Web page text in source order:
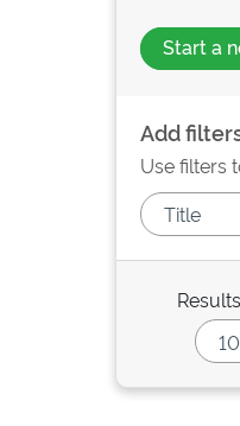
Start a
Add
Use filters